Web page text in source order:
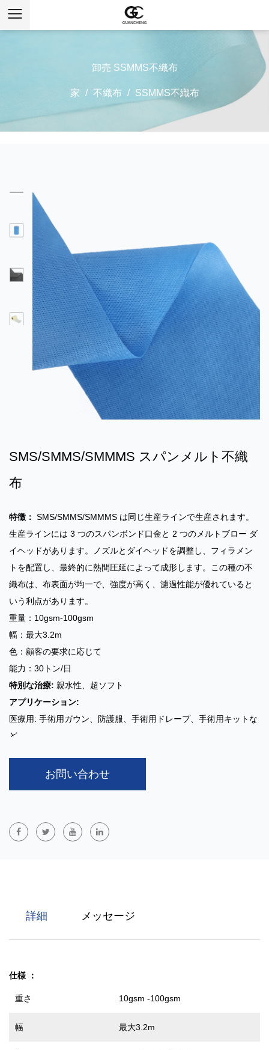
卸売 SSMMS不織布
家 / 不織布 / SSMMS不織布
SMS/SMMS/SMMMS スパンメルト不織
布
特徴： SMS/SMMS/SMMMS は同じ生産ラインで生産されます。
生産ラインには 3 つのスパンボンド口金と 2 つのメルトブロー ダ
イヘッドがあります。ノズルとダイヘッドを調整し、フィラメン
トを配置し、最終的に熱間圧延によって成形します。この種の不
織布は、布表面が均一で、強度が高く、濾過性能が優れていると
いう利点があります。
重量：10gsm-100gsm
幅：最大3.2m
色：顧客の要求に応じて
能力：30トン/日
特別な治療: 親水性、超ソフト
アプリケーション:
医療用: 手術用ガウン、防護服、手術用ドレープ、手術用キットな
ど。
SMS/SMMS/SMMMS スパンメルト不織布
れらの素材は強度、柔らかさ、通気性に優れており、医療保護、
お問い合わせ
詳細 メッセージ
仕様 ：
重さ 10gsm -100gsm
幅 最大3.2m